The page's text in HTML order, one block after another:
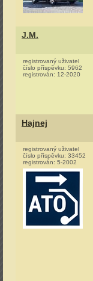
J.M.
registrovaný uživatel
číslo příspěvku: 5962
registrován: 12-2020
Hajnej
registrovaný uživatel
číslo příspěvku: 33452
registrován: 5-2002